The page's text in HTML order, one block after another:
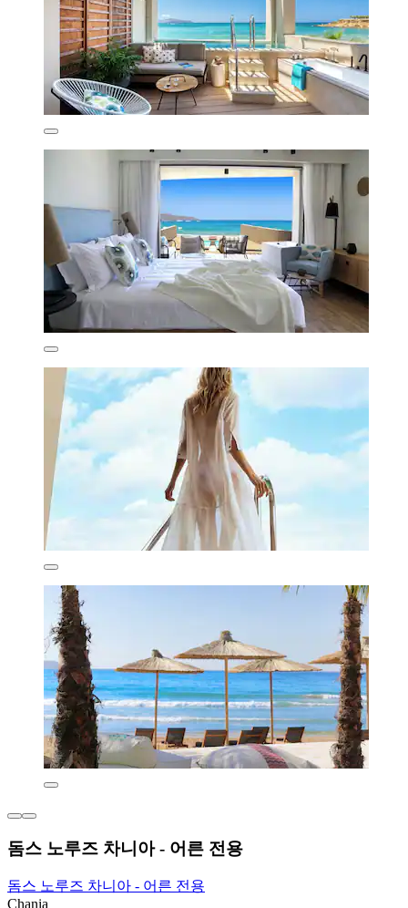
돔스 노루즈 차니아 - 어른 전용
돔스 노루즈 차니아 - 어른 전용
Chania